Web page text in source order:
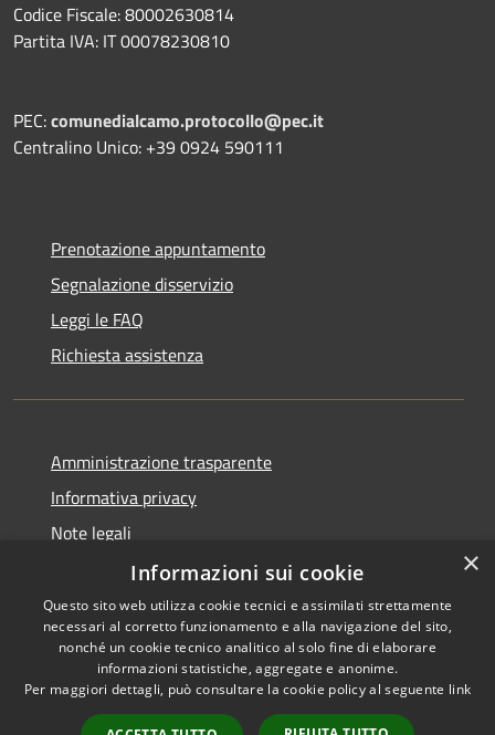
Codice Fiscale: 80002630814
Partita IVA: IT 00078230810
PEC:comunedialcamo.protocollo@pec.it
Centralino Unico: +39 0924 590111
Prenotazione appuntamento
Segnalazione disservizio
Leggi le FAQ
Richiesta assistenza
Amministrazione trasparente
Informativa privacy
Note legali
Dichiarazione di accessibilità
RSS
Accessibilità
Copyright © 2026 • Comune di
Alcamo • Powered by
×
Informazioni sui cookie
Questo sito web utilizza cookie tecnici e assimilati strettamente
necessari al corretto funzionamento e alla navigazione del sito,
nonché un cookie tecnico analitico al solo fine di elaborare
informazioni statistiche, aggregate e anonime.
Per maggiori dettagli, può consultare la cookie policy al seguente link